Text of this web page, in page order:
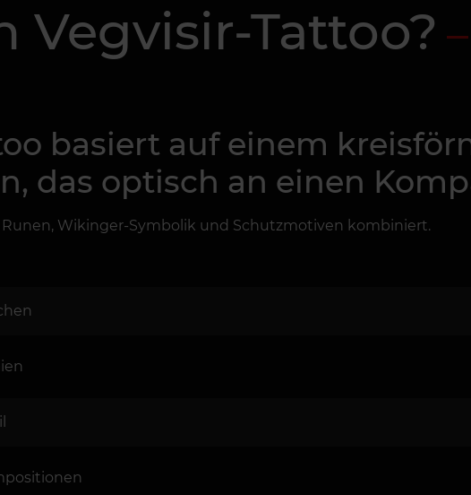
Vegvisir-Tattoo?
basiert auf einem
das optisch an einen
Wikinger-Symbolik und Schutzmotiven kombiniert.